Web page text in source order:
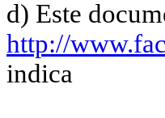
d) Este
http://
indica